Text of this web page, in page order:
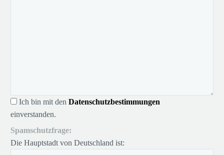
Ich bin mit den Datenschutzbestimmungen
einverstanden.
Spamschutzfrage:
Die Hauptstadt von Deutschland ist: